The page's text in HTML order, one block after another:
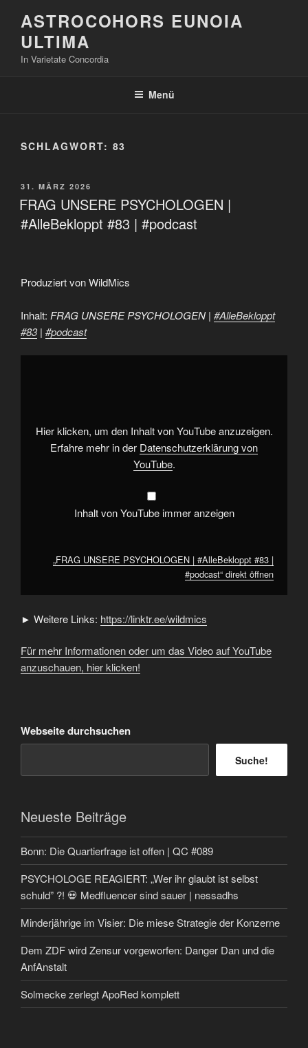
Inhalt
springen
ASTROCOHORS EUNOIA
ULTIMA
In Varietate Concordia
Menü
SCHLAGWORT: 83
VERÖFFENTLICHT
AM
31. MÄRZ 2026
FRAG UNSERE PSYCHOLOGEN |
#AlleBekloppt #83 | #podcast
Produziert von WildMics
Inhalt: FRAG UNSERE PSYCHOLOGEN | #AlleBekloppt
#83| #podcast
„FRAG
#podcast“
von
YouTube
anzeigen
Hier klicken, um den Inhalt von YouTube anzuzeigen.
Erfahre mehr in der Datenschutzerklärung von
YouTube.
Inhalt von YouTube immer anzeigen
„FRAG UNSERE PSYCHOLOGEN | #AlleBekloppt #83 |
#podcast“ direkt öffnen
► Weitere Links: https://linktr.ee/wildmics
Für mehr Informationen oder um das Video auf YouTube
anzuschauen, hier klicken!
Webseite durchsuchen
Suche!
Neueste Beiträge
Bonn: Die Quartierfrage ist offen | QC #089
PSYCHOLOGE REAGIERT: „Wer ihr glaubt ist selbst
schuld” ?! 💀 Medfluencer sind sauer | nessadhs
Minderjährige im Visier: Die miese Strategie der Konzerne
Dem ZDF wird Zensur vorgeworfen: Danger Dan und die
AnfAnstalt
Solmecke zerlegt ApoRed komplett